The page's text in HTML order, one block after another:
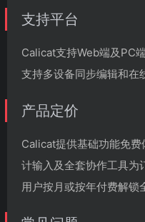
支持平台
Calicat支持Web端及PC
支持多设备同步编辑和在
产品定价
Calicat提供基础功能免
计输入及全套协作工具为
用户按月或按年付费解锁